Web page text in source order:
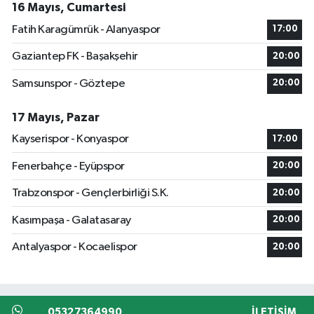
16 Mayıs, Cumartesi
Fatih Karagümrük - Alanyaspor
17:00
Gaziantep FK - Başakşehir 20:00
Samsunspor - Göztepe 20:00
17 Mayıs, Pazar
Kayserispor - Konyaspor
17:00
Fenerbahçe - Eyüpspor 20:00
Trabzonspor - Gençlerbirliği S.K. 20:00
Kasımpaşa - Galatasaray 20:00
Antalyaspor - Kocaelispor 20:00